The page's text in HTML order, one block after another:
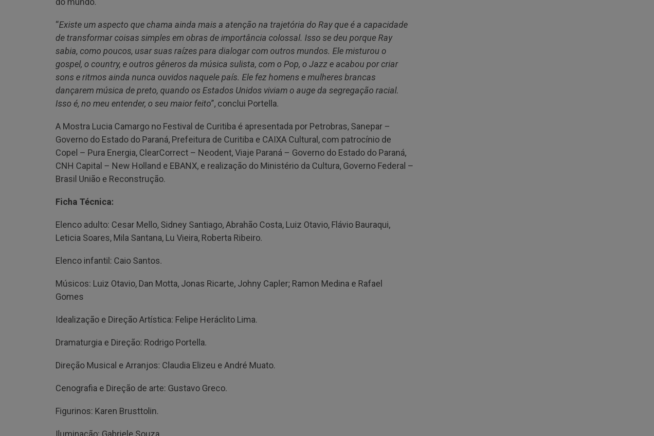
“Existe um aspecto que chama ainda mais a atenção na trajetória do Ray que é a capacidade
de transformar coisas simples em obras de importância colossal. Isso se deu porque Ray
sabia, como poucos, usar suas raízes para dialogar com outros mundos. Ele misturou o
gospel, o country, e outros gêneros da música sulista, com o Pop, o Jazz e acabou por criar
sons e ritmos ainda nunca ouvidos naquele país. Ele fez homens e mulheres brancas
dançarem música de preto, quando os Estados Unidos viviam o auge da segregação racial.
Isso é, no meu entender, o seu maior feito”, conclui Portella.
A Mostra Lucia Camargo no Festival de Curitiba é apresentada por Petrobras, Sanepar –
Governo do Estado do Paraná, Prefeitura de Curitiba e CAIXA Cultural, com patrocínio de
Copel – Pura Energia, ClearCorrect – Neodent, Viaje Paraná – Governo do Estado do Paraná,
CNH Capital – New Holland e EBANX, e realização do Ministério da Cultura, Governo Federal –
Brasil União e Reconstrução.
Ficha Técnica:
Elenco adulto: Cesar Mello, Sidney Santiago, Abrahão Costa, Luiz Otavio, Flávio Bauraqui,
Leticia Soares, Mila Santana, Lu Vieira, Roberta Ribeiro.
Elenco infantil: Caio Santos.
Músicos: Luiz Otavio, Dan Motta, Jonas Ricarte, Johny Capler; Ramon Medina e Rafael
Gomes
Idealização e Direção Artística: Felipe Heráclito Lima.
Dramaturgia e Direção: Rodrigo Portella.
Direção Musical e Arranjos: Claudia Elizeu e André Muato.
Cenografia e Direção de arte: Gustavo Greco.
Figurinos: Karen Brusttolin.